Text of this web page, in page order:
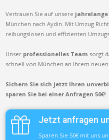
Vertrauen Sie auf unsere
München nach Aydin. Mit Umzug
reibungslosen und effizienten
Unser professionelles Team sorgt
schnell von München an Ihrem
Sichern Sie sich jetzt Ihren
sparen Sie bei einer Anfragen 50€!
Jetzt anfragen
Sparen Sie 50€ mit uns